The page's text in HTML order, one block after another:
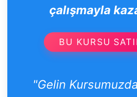
çalışmayla
BU KURSU
"Gelin